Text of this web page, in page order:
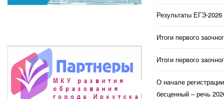
Результаты ЕГЭ-
Итоги первого
Итоги первого
О начале
бесценный – речь